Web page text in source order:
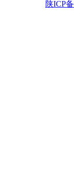
陕ICP